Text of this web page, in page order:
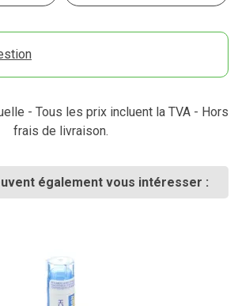
- Tous les prix incluent la TVA - Hors
frais de livraison.
également vous intéresser :